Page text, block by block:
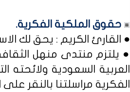
حقوق الملكية الفكرية.
● القارئ الكريم : يحق لك
● يلتزم منتدى منهل
العربية السعودية ولائحته
الفكرية مراسلتنا بالنقر على